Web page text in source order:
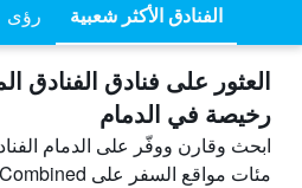
‎الفنادق الأكثر شعبية رؤى
العثور على فنادق الفنادق
رخيصة في الدمام
ابحث وقارن ووفّر على الدمام
مئات مواقع السفر على HotelsCombined.